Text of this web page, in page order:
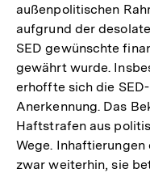
außenpolitischen
aufgrund der
SED gewünschte
gewährt wurde.
erhoffte sich die
Anerkennung. Das
Haftstrafen aus
Wege.
zwar weiterhin, sie